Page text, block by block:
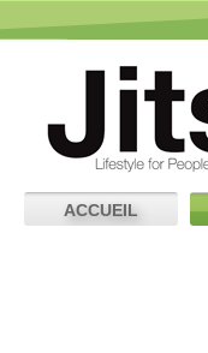
ACCUEIL